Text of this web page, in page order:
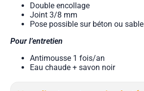
Double encollage
Joint 3/8 mm
Pose possible sur béton ou sable
Pour l’entretien
Antimousse 1 fois/an
Eau chaude + savon noir